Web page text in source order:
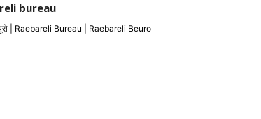
bureau
| Raebareli Bureau | Raebareli Beuro